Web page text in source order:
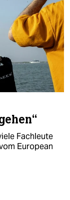
Fachleute
European